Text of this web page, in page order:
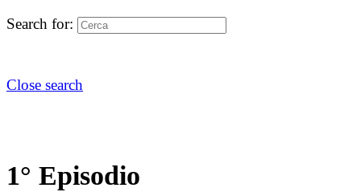
Search for:
Close search
1° Episodio